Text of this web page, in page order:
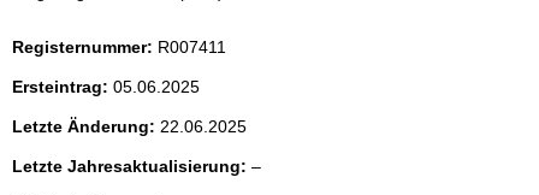
t
e
n
Registernummer: R007411
Ersteintrag: 05.06.2025
Letzte Änderung: 22.06.2025
Letzte Jahresaktualisierung: –l